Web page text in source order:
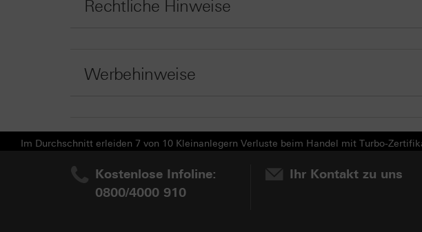
Rechtliche Hinweise
Werbehinweise
Im Durchschnitt erleiden 7 von 10 Kleinanlegern Verluste beim Handel mit Turbo-
Kostenlose Infoline:
0800/4000 910
Ihr Kontakt zu uns